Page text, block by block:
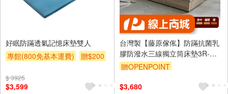
好眠防蹣透氣記憶床墊雙人
專館(800免基本運費)
贈$200
$ 3925
$3,599
台灣製【藤原傢俬】防蹣抗菌乳
膠防潑水三線獨立筒床墊3R-偏
軟
贈OPENPOINT
$3,680